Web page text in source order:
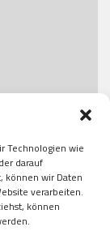
Technologien wie
darauf
können wir Daten
verarbeiten.
können